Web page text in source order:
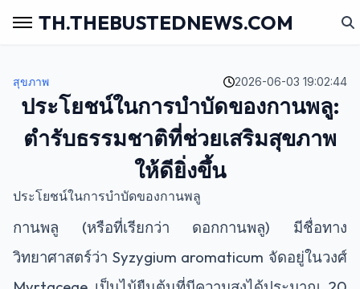
TH.THEBUSTEDNEWS.COM
สุขภาพ 2026-06-03 19:02:44
ประโยชน์ในการบำบัดของกานพลู:
ตำรับธรรมชาติที่ช่วยเสริมสุขภาพ
ให้ดียิ่งขึ้น
ประโยชน์ในการบำบัดของกานพลู
กานพลู (หรือที่เรียกว่า ดอกกานพลู) มีชื่อทาง
วิทยาศาสตร์ว่า Syzygium aromaticum จัดอยู่ในวงศ์